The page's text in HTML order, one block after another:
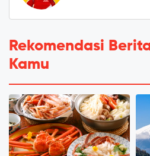
Rekomendasi
Kamu